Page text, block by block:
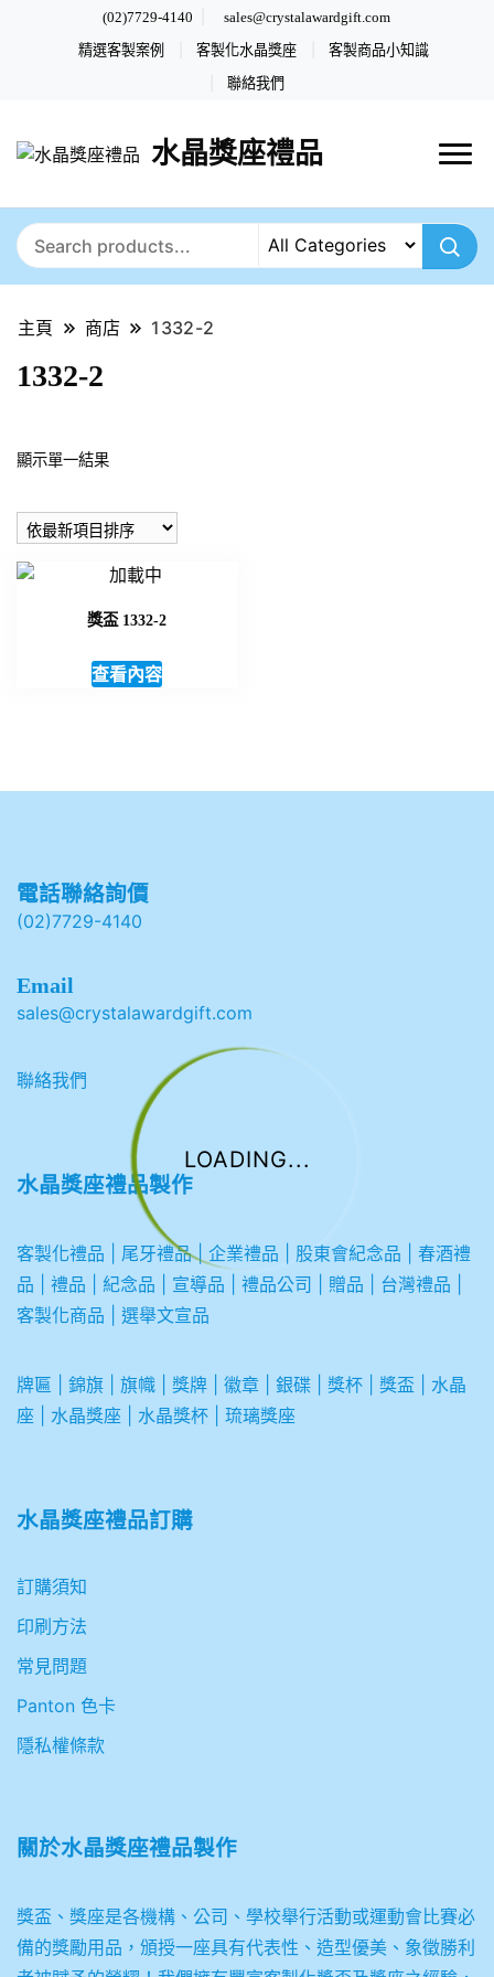
(02)7729-4140 sales@crystalawardgift.com
精選客製案例 客製化水晶獎座 客製商品小知識
聯絡我們
水晶獎座禮品
主頁 商店 1332-2
1332-2
LOADING...
顯示單一結果
獎盃 1332-2
查看內容
電話聯絡詢價
(02)7729-4140
Email
sales@crystalawardgift.com
聯絡我們
水晶獎座禮品製作
客製化禮品 尾牙禮品| 企業禮品 股東會紀念品
春酒禮
品
禮品 紀念品 宣導品 禮品公司 贈品 台灣禮品
客製化商品
選舉文宣品
牌匾 錦旗 旗幟 獎牌 徽章 銀碟 獎杯 獎盃
水晶
座
水晶獎座 水晶獎杯 琉璃獎座
水晶獎座禮品訂購
訂購須知
印刷方法
常見問題
Panton 色卡
隱私權條款
關於水晶獎座禮品製作
獎盃、獎座是各機構、公司、學校舉行活動或運動會比賽必
備的獎勵用品，頒授一座具有代表性、造型優美、象徵勝利